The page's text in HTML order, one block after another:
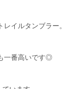
イルタンブラー。
一番高いです◎